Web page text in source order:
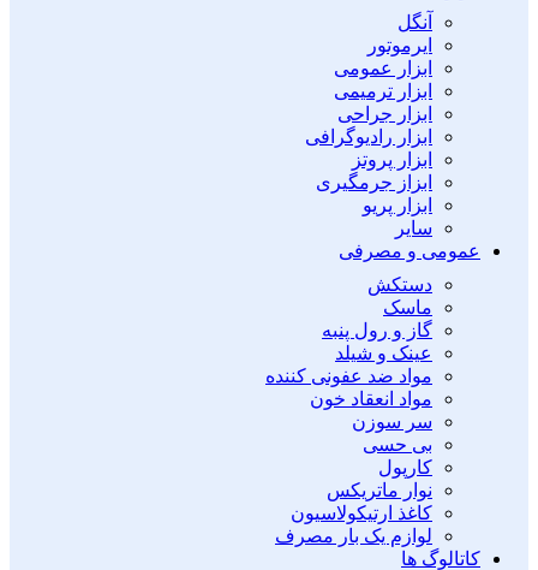
آنگل
ایرموتور
ابزار عمومی
ابزار ترمیمی
ابزار جراحی
ابزار رادیوگرافی
ابزار پروتز
ابزاز جرمگیری
ابزار پریو
سایر
عمومی و مصرفی
دستکش
ماسک
گاز و رول پنبه
عینک و شیلد
مواد ضد عفونی کننده
مواد انعقاد خون
سر سوزن
بی حسی
کارپول
نوار ماتریکس
کاغذ ارتیکولاسیون
لوازم یک بار مصرف
کاتالوگ ها